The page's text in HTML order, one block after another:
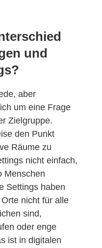
und
aber
um eine Frage
Zielgruppe.
den Punkt
Räume zu
nicht einfach,
Menschen
Settings haben
nicht für alle
sind,
oder enge
ist in digitalen